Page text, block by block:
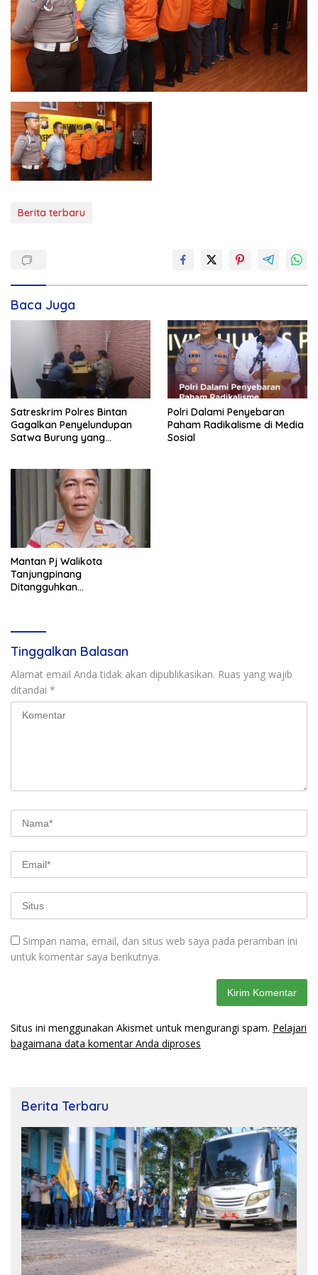
Berita terbaru
Baca Juga
Satreskrim Polres Bintan
Gagalkan Penyelundupan
Satwa Burung yang
Polri Dalami Penyebaran
Paham Radikalisme di Media
Sosial
Mantan Pj Walikota
Tanjungpinang
Ditangguhkan
Tinggalkan Balasan
Alamat email Anda tidak akan dipublikasikan. Ruas yang wajib
ditandai *
Simpan nama, email, dan situs web saya pada peramban ini
untuk komentar saya berikutnya.
Situs ini menggunakan Akismet untuk mengurangi spam. Pelajari
bagaimana data komentar Anda diproses
Berita Terbaru